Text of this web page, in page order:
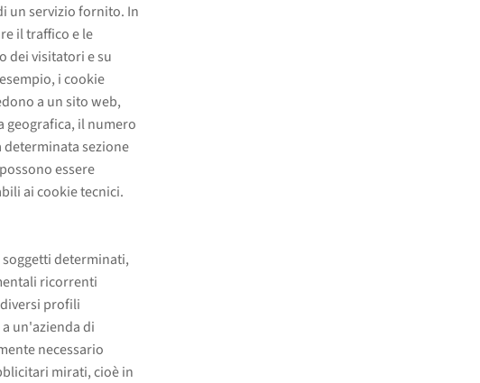
un servizio fornito. In
il traffico e le
dei visitatori e su
i cookie
a un sito web,
geografica, il numero
sezione
essere
ai cookie tecnici.
determinati,
ricorrenti
profili
un'azienda di
necessario
mirati, cioè in